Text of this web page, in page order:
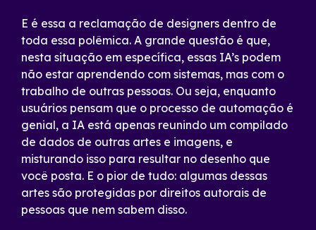
E é essa a reclamação de designers dentro de
toda essa polêmica. A grande questão é que,
nesta situação em específica, essas IA’s podem
não estar aprendendo com sistemas, mas com o
trabalho de outras pessoas. Ou seja, enquanto
usuários pensam que o processo de automação é
genial, a IA está apenas reunindo um compilado
de dados de outras artes e imagens, e
misturando isso para resultar no desenho que
você posta. E o pior de tudo: algumas dessas
artes são protegidas por direitos autorais de
pessoas que nem sabem disso.